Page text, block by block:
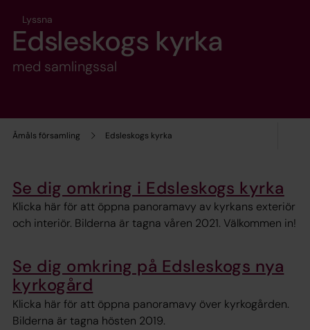
Åmåls församling Edsleskogs kyrka
Lyssna
Edsleskogs kyrka
med samlingssal
Se dig omkring i Edsleskogs kyrka
Klicka här för att öppna panoramavy av kyrkans exteriör
och interiör. Bilderna är tagna våren 2021. Välkommen in!
Se dig omkring på Edsleskogs nya
kyrkogård
Klicka här för att öppna panoramavy över kyrkogården.
Bilderna är tagna hösten 2019.